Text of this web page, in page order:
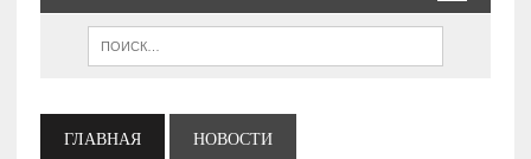
ГЛАВНАЯ НОВОСТИ